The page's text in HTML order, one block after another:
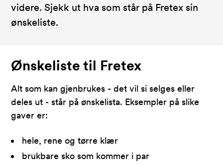
videre. Sjekk ut hva som står på Fretex sin
ønskeliste.
Ønskeliste til Fretex
Alt som kan gjenbrukes - det vil si selges eller
deles ut - står på ønskelista. Eksempler på slike
gaver er:
hele, rene og tørre klær
brukbare sko som kommer i par